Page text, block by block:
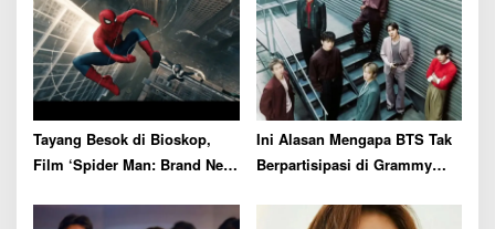
Tayang Besok di Bioskop,
Film ‘Spider Man: Brand New
Office
Ini Alasan Mengapa BTS Tak
Berpartisipasi di Grammy